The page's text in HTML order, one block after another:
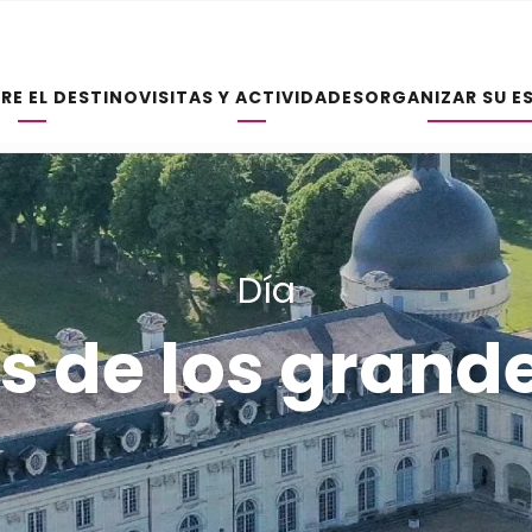
EL DESTINOVISITAS Y ACTIVIDADESORGANIZAR SU
Día
de los